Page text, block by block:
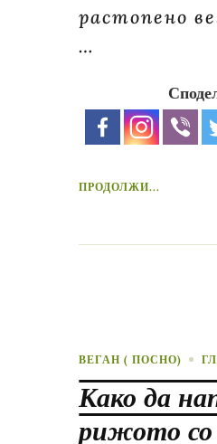
растопено
…
ПРОДОЛЖИ...
ВЕГАН ( ПОСНО)
Како да
рижото